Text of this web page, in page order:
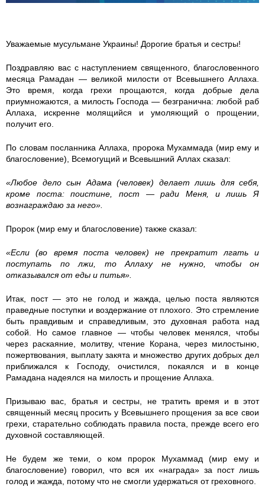
m
a
d
n
_
k
a
r
m
_
r
s
s
.
p
Уважаемые мусульмане Украины! Дорогие братья и сестры!
Поздравляю вас с наступлением священного, благословенного
месяца Рамадан — великой милости от Всевышнего Аллаха.
Это время, когда грехи прощаются, когда добрые дела
приумножаются, а милость Господа — безгранична: любой раб
Аллаха, искренне молящийся и умоляющий о прощении,
получит его.
По словам посланника Аллаха, пророка Мухаммада (мир ему и
благословение), Всемогущий и Всевышний Аллах сказал:
«Любое дело сын Адама (человек) делает лишь для себя,
кроме поста: поистине, пост — ради Меня, и лишь Я
вознаграждаю за него».
Пророк (мир ему и благословение) также сказал:
«Если (во время поста человек) не прекратит лгать и
поступать по лжи, то Аллаху не нужно, чтобы он
отказывался от еды и питья».
Итак, пост — это не голод и жажда, целью поста являются
праведные поступки и воздержание от плохого. Это стремление
быть правдивым и справедливым, это духовная работа над
собой. Но самое главное — чтобы человек менялся, чтобы
через раскаяние, молитву, чтение Корана, через милостыню,
пожертвования, выплату закята и множество других добрых дел
приближался к Господу, очистился, покаялся и в конце
Рамадана надеялся на милость и прощение Аллаха.
Призываю вас, братья и сестры, не тратить время и в этот
священный месяц просить у Всевышнего прощения за все свои
грехи, старательно соблюдать правила поста, прежде всего его
духовной составляющей.
Не будем же теми, о ком пророк Мухаммад (мир ему и
благословение) говорил, что вся их «награда» за пост лишь
голод и жажда, потому что не смогли удержаться от греховного.